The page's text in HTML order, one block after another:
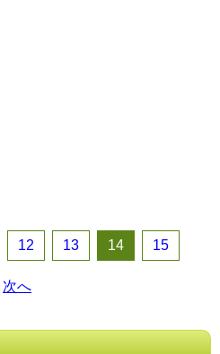
12 13 14 15
次へ